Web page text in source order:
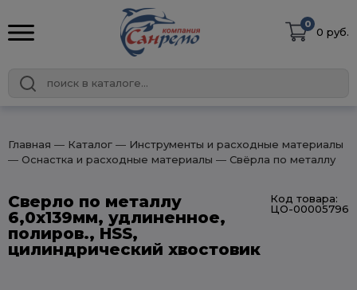
0
0 руб.
Главная ― Каталог ― Инструменты и расходные материалы
― Оснастка и расходные материалы ― Свёрла по металлу
Сверло по металлу
6,0х139мм, удлиненное,
полиров., HSS,
цилиндрический хвостовик
Код товара:
ЦО-00005796